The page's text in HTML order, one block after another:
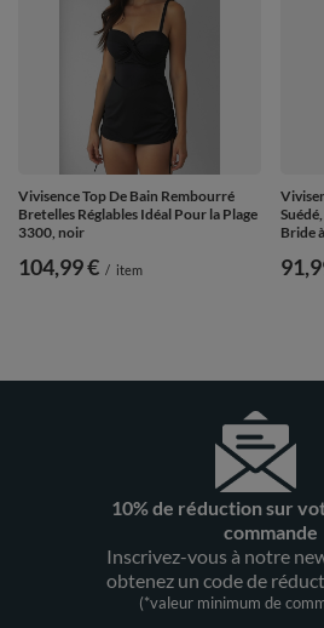
Vivisence Top De Bain Rembourré
Bretelles Réglables Idéal Pour la Plage
3300, noir
104,99 € / item
Bride
10% de réduction sur
commande
Inscrivez-vous à notre
obtenez un code de
(*valeur minimum de